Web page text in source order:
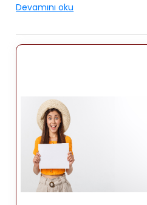
Gezi Yerleri: Yalova,
çeşitli turistik mekanlar
alanları. İşte
zengin olması
sahip olduğuna
Ziyaretçiler termal spa
çıkarabilir, kaplıcalarda
yaşam ve
çıkarın.
Devamını oku